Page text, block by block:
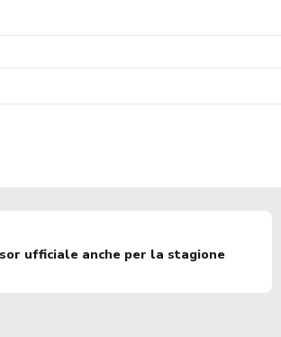
ufficiale anche per la stagione